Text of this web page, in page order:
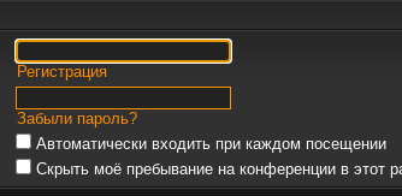
Регистрация
Забыли пароль?
Автоматически входить при каждом посещении
Скрыть моё пребывание на конференции в этот